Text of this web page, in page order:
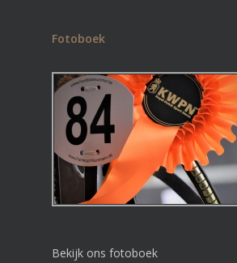
Fotoboek
Bekijk ons fotoboek